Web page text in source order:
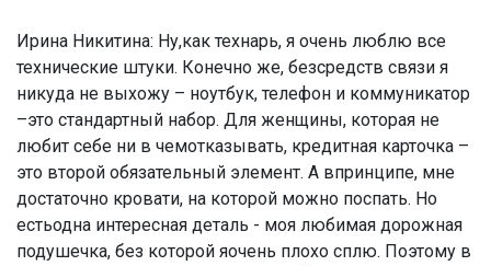
Ирина Никитина: Ну,как технарь, я очень люблю все
технические штуки. Конечно же, безсредств связи я
никуда не выхожу – ноутбук, телефон и коммуникатор
–это стандартный набор. Для женщины, которая не
любит себе ни в чемотказывать, кредитная карточка –
это второй обязательный элемент. А впринципе, мне
достаточно кровати, на которой можно поспать. Но
естьодна интересная деталь - моя любимая дорожная
подушечка, без которой яочень плохо сплю. Поэтому в